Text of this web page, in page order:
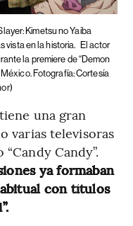
Kimetsu no Yaiba
vista en la historia. El actor
la premiere de “Demon
Fotografía: Cortesía
una gran
varias televisoras
Candy”.
ya formaban
con títulos